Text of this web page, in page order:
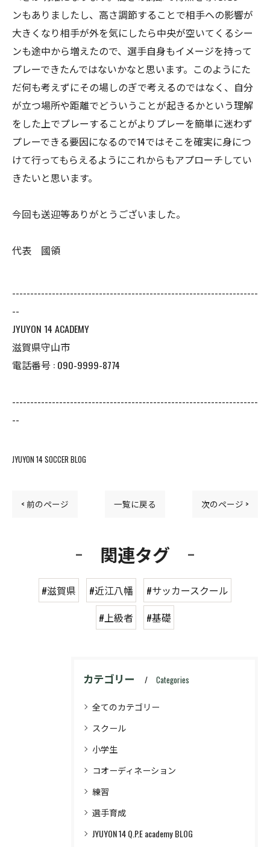
ンもありましたし、高さ調節することで相手への影響が
大きくなり相手が外を気にしたら中央が空いてくるシー
ンも途中から増えたので、選手自身もイメージを持って
プレーできたんではないかなと思います。このようにた
だ何も考えずにその場しのぎで考えるのではなく、自分
が立つ場所や距離でどういうことが起きるかという理解
をした上でプレーすることがよりプレーを簡単に迷わず
プレーできる要因になるので14ではそこを確実に身につ
けて行ってもらえるようにこれからもアプローチしてい
きたいと思います。
今回も送迎等ありがとうございました。
代表 國領
--------------------------------------------------------------------
--
JYUYON 14 ACADEMY
滋賀県守山市
電話番号 : 090-9999-8774
--------------------------------------------------------------------
--
JYUYON 14 SOCCER BLOG
< 前のページ 一覧に戻る 次のページ >
関連タグ
#滋賀県 #近江八幡
#サッカースクール
#上級者
#基礎
カテゴリー Categories
全てのカテゴリー
スクール
小学生
コオーディネーション
練習
選手育成
JYUYON 14 Q.P.E academy BLOG